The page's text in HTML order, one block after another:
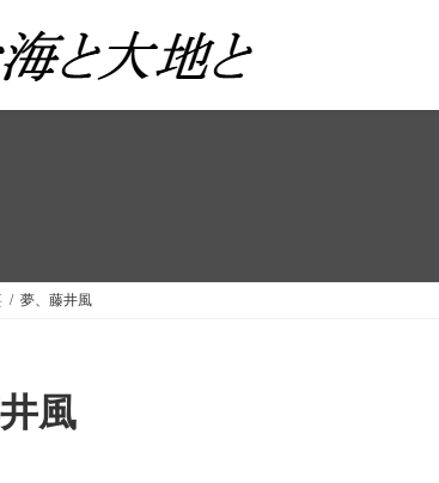
夢、藤井風
風